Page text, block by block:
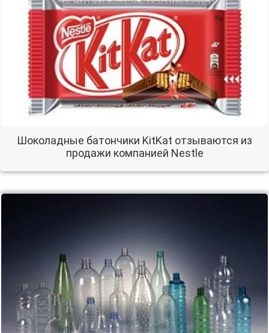
Шоколадные батончики KitKat отзываются из
продажи компанией Nestle